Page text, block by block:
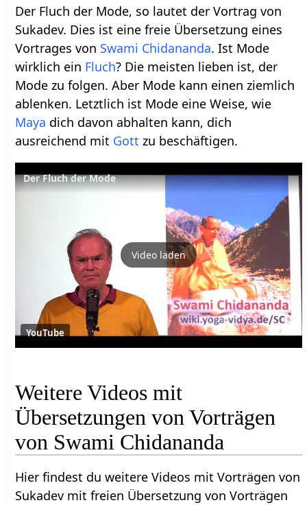
Der Fluch der Mode, so lautet der Vortrag von
Sukadev. Dies ist eine freie Übersetzung eines
Vortrages von Swami Chidananda. Ist Mode
wirklich ein Fluch? Die meisten lieben ist, der
Mode zu folgen. Aber Mode kann einen ziemlich
ablenken. Letztlich ist Mode eine Weise, wie
Maya dich davon abhalten kann, dich
ausreichend mit Gott zu beschäftigen.
Der Fluch der Mode
Video laden
YouTube
Weitere Videos mit
Übersetzungen von Vorträgen
von Swami Chidananda
Hier findest du weitere Videos mit Vorträgen von
Sukadev mit freien Übersetzung von Vorträgen